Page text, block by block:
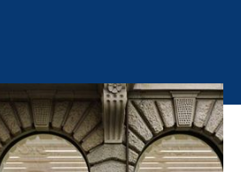
diesen Seiten finden Sie
die historischen